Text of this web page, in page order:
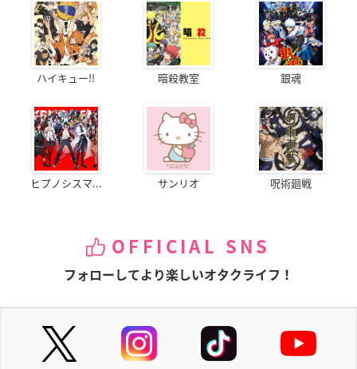
ハイキュー!! 暗殺教室 銀魂
ヒプノシスマ... サンリオ 呪術廻戦
OFFICIAL SNS
フォローしてより楽しいオタクライフ！